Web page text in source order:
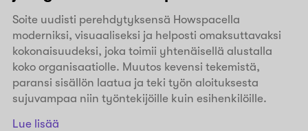
Soite uudisti perehdytyksensä Howspacella
moderniksi, visuaaliseksi ja helposti omaksuttavaksi
kokonaisuudeksi, joka toimii yhtenäisellä alustalla
koko organisaatiolle. Muutos kevensi tekemistä,
paransi sisällön laatua ja teki työn aloituksesta
sujuvampaa niin työntekijöille kuin esihenkilöille.
Lue lisää